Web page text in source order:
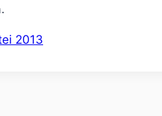
2013